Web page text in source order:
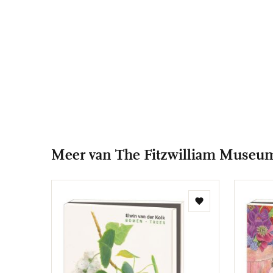
Meer van The Fitzwilliam
Toevoegen